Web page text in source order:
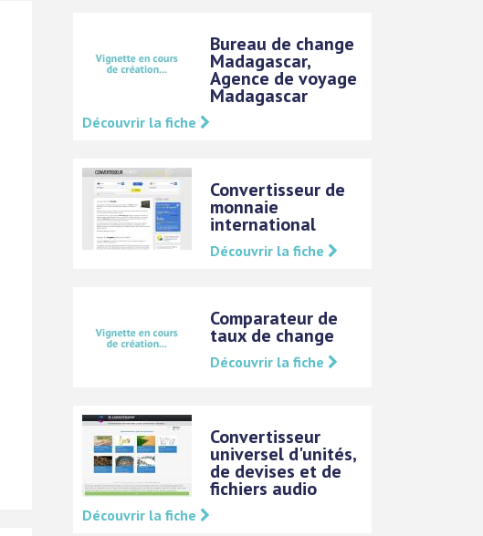
Bureau de change
Madagascar,
Agence de voyage
Madagascar
Découvrir la fiche
Convertisseur de
monnaie
international
Découvrir la fiche
Comparateur de
taux de change
Découvrir la fiche
Convertisseur
universel d'unités,
de devises et de
fichiers audio
Découvrir la fiche